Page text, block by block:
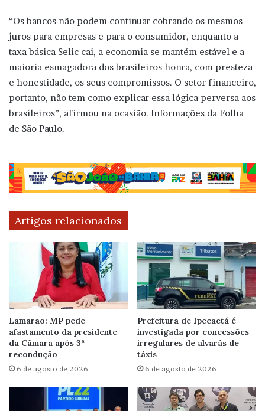
“Os bancos não podem continuar cobrando os mesmos
juros para empresas e para o consumidor, enquanto a
taxa básica Selic cai, a economia se mantém estável e a
maioria esmagadora dos brasileiros honra, com presteza
e honestidade, os seus compromissos. O setor financeiro,
portanto, não tem como explicar essa lógica perversa aos
brasileiros”, afirmou na ocasião. Informações da Folha
de São Paulo.
Artigos relacionados
Lamarão: MP pede
afastamento da presidente
da Câmara após 3ª
recondução
6 de agosto de 2026
Prefeitura de Ipecaetá é
investigada por concessões
irregulares de alvarás de
táxis
6 de agosto de 2026